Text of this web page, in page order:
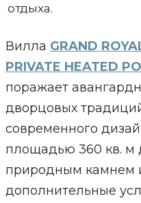
отдыха.
Вилла GRAND
PRIVATE HEATED
поражает
дворцовых
современного
площадью 360 кв. м
природным камнем
дополнительные